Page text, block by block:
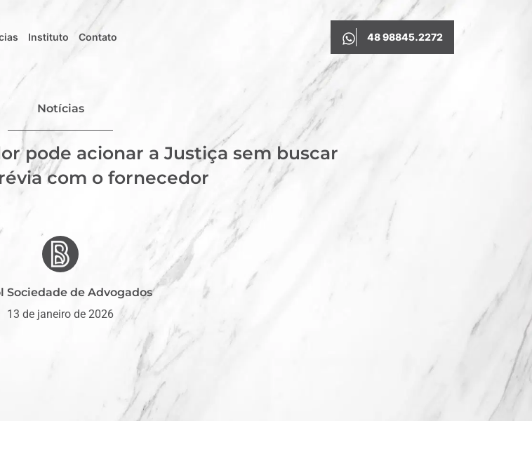
Instituto Contato 48 98845.2272
Notícias
pode acionar a Justiça sem buscar
com o fornecedor
Sociedade de Advogados
13 de janeiro de 2026